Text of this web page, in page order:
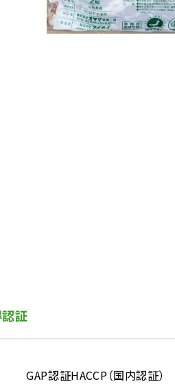
証
GAP認証HACCP（国内認証）